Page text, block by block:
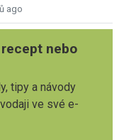
ago
nebo
tipy a návody
ve své e-